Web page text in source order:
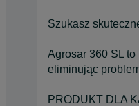
Szukasz
Agrosar 360 SL to
eliminując
PRODUKT DLA